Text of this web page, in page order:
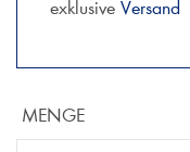
exklusive Versand
MENGE